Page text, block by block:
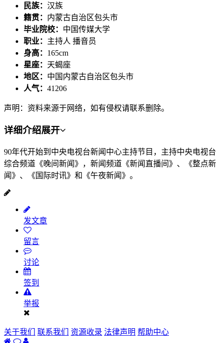
民族： 汉族
籍贯： 内蒙古自治区包头市
毕业院校： 中国传媒大学
职业： 主持人 播音员
身高： 165cm
星座： 天蝎座
地区： 中国内蒙古自治区包头市
人气： 41206
声明：资料来源于网络，如有侵权请联系删除。
详细介绍展开
90年代开始到中央电视台新闻中心主持节目，主持中央电视台
综合频道《晚间新闻》，新闻频道《新闻直播间》、《整点新
闻》、《国际时讯》和《午夜新闻》。
发文章
留言
讨论
签到
举报
关于我们 联系我们 资源收录 法律声明 帮助中心